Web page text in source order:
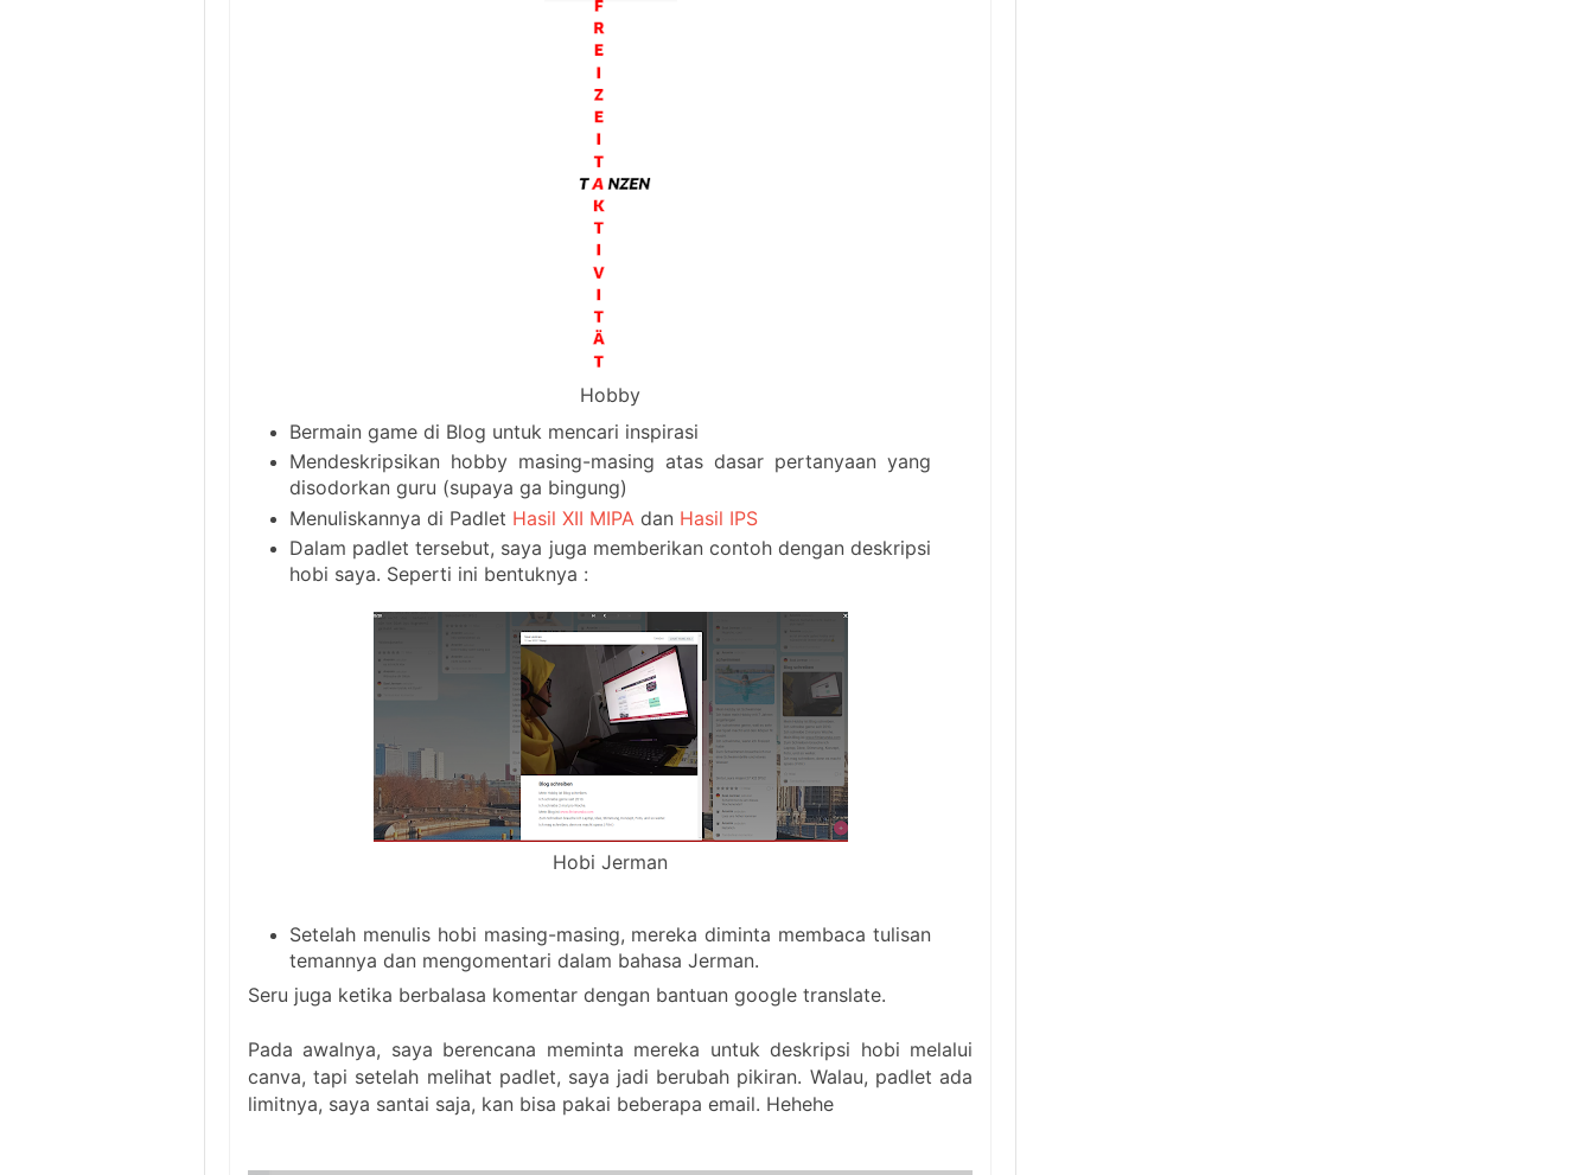
Hobby
Bermain game di Blog untuk mencari inspirasi
Mendeskripsikan hobby masing-masing atas dasar pertanyaan yang
disodorkan guru (supaya ga bingung)
Menuliskannya di Padlet Hasil XII MIPA dan Hasil IPS
Dalam padlet tersebut, saya juga memberikan contoh dengan deskripsi
hobi saya. Seperti ini bentuknya :
Hobi Jerman
Setelah menulis hobi masing-masing, mereka diminta membaca tulisan
temannya dan mengomentari dalam bahasa Jerman.
Seru juga ketika berbalasa komentar dengan bantuan google translate.
Pada awalnya, saya berencana meminta mereka untuk deskripsi hobi melalui
canva, tapi setelah melihat padlet, saya jadi berubah pikiran. Walau, padlet ada
limitnya, saya santai saja, kan bisa pakai beberapa email. Hehehe